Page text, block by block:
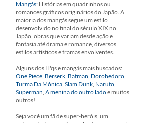
Mangás: Histórias em quadrinhos ou
romances gráficos originários do Japão. A
maioria dos mangás segue um estilo
desenvolvido no final do século XIX no
Japão, obras que variam desde ação e
fantasia até drama e romance, diversos
estilos artísticos e tramas envolventes.
Alguns dos H'qs e mangás mais buscados:
One Piece, Berserk, Batman, Dorohedoro,
Turma Da Mônica, Slam Dunk, Naruto,
Superman, A menina do outro ladoe muitos
outros!
Seja você um fã de super-heróis, um